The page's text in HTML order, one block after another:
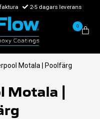
2-5 dagars leverans
0
Motala | Poolfärg
Motala |